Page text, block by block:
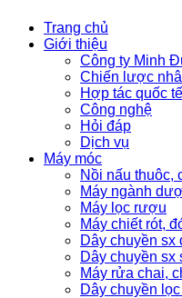
Trang chủ
Giới thiệu
Công ty Minh
Chiến lược
Hợp tác quốc tế
Công nghệ
Hỏi đáp
Dịch vụ
Máy móc
Nồi nấu thuôc,
Máy ngành
Máy lọc rượu
Máy chiết rót,
Dây chuyền sx
Dây chuyền sx
Máy rửa chai,
Dây chuyền